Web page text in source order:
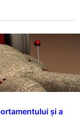
și a